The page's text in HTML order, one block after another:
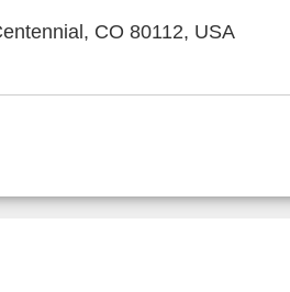
CO 80112, USA